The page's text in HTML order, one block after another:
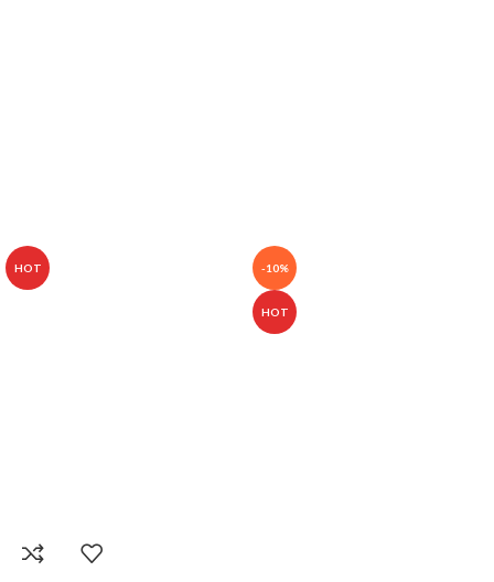
HOT -10%
HOT